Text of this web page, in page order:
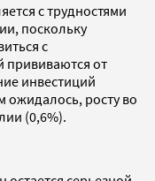
с трудностями
поскольку
с
прививаются от
инвестиций
ожидалось, росту во
(0,6%).